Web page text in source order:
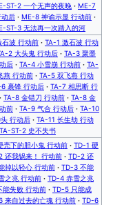
ST-2 一个无声的夜晚 · ME-7
后 · ME-8 神谕示显 行动前 ·
ST-3 无法再一次踏入的河
石波 行动前 · TA-1 激石波 行动
2 大头鬼 行动后 · TA-3 聚墨
后 · TA-4 小雪崩 行动前 · TA-
燕 行动前 · TA-5 双飞燕 行动
裹锋 行动后 · TA-7 相思断 行
· TA-8 金错刀 行动前 · TA-8 金
前 · TA-9 气合 行动后 · TA-10
行动后 · TA-11 长生劫 行动
TA-ST-2 史不失书
壳下的胆小鬼 行动前 · TD-1 硬
还我锅来！ 行动前 · TD-2 还
掉以轻心 行动前 · TD-3 不能
之兆 行动前 · TD-4 赤雪之兆
能失败 行动前 · TD-5 只能成
来自过去的亡魂 行动前 · TD-6